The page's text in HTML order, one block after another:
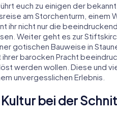
euch zu einigen der
am Storchenturm, einem
ihr nicht nur die
Weiter geht es zur
gotischen Bauweise in
ihrer barocken Pracht
werden wollen. Diese und
unvergesslichen Erlebnis.
bei der